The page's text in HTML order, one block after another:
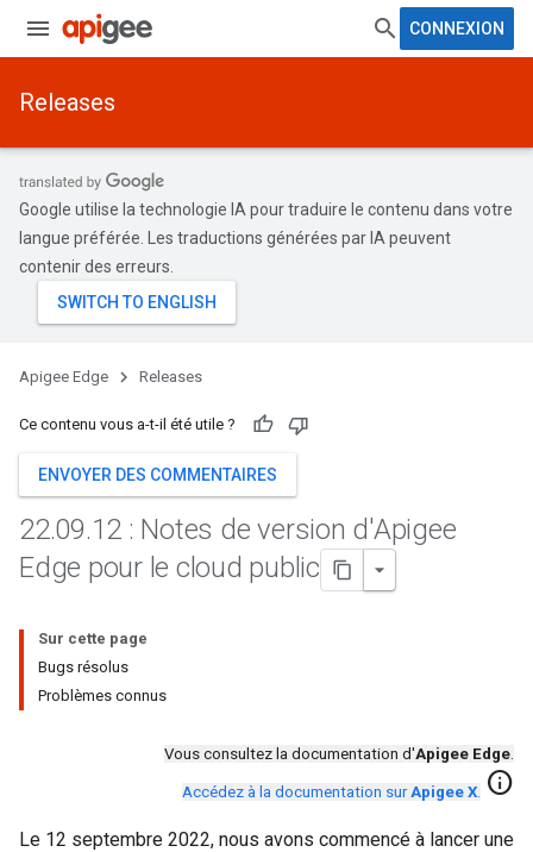
CONNEXION
Releases
Google utilise la technologie IA pour traduire le contenu dans votre
langue préférée. Les traductions générées par IA peuvent
contenir des erreurs.
Apigee Edge Releases
Ce contenu vous a-t-il été utile ?
ENVOYER DES COMMENTAIRES
22.09.12 : Notes de version d'Apigee
Edge pour le cloud public
Sur cette page
Bugs résolus
Problèmes connus
Vous consultez la documentation d'Apigee Edge.
Accédez à la documentation surApigee X. info
Le 12 septembre 2022, nous avons commencé à lancer une